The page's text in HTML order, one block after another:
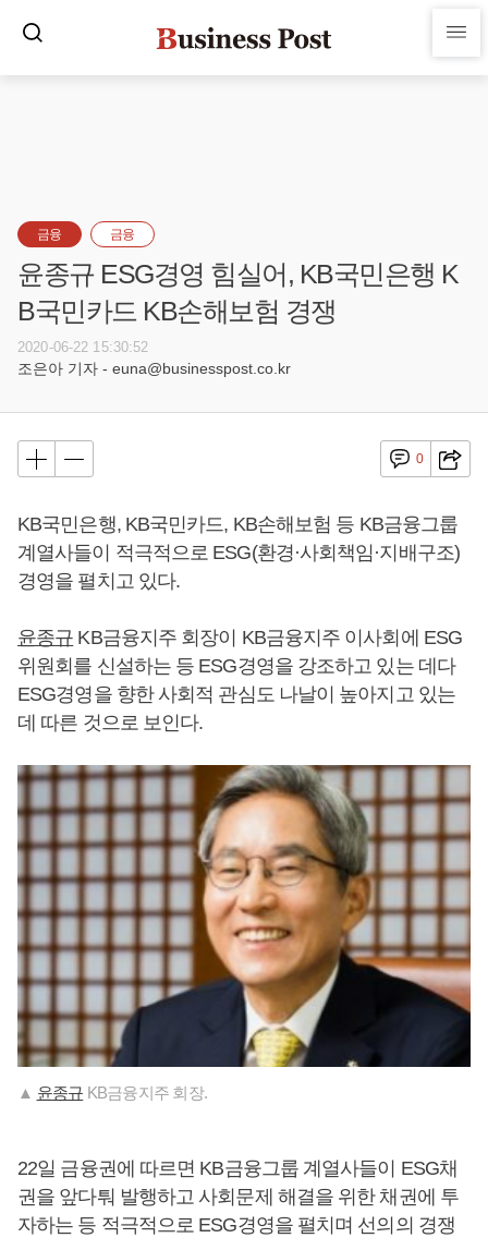
금융 금융
윤종규 ESG경영 힘실어, KB국민은행 K
B국민카드 KB손해보험 경쟁
2020-06-22 15:30:52
조은아 기자 - euna@businesspost.co.kr
0
KB국민은행, KB국민카드, KB손해보험 등 KB금융그룹
계열사들이 적극적으로 ESG(환경·사회책임·지배구조)
경영을 펼치고 있다.
윤종규 KB금융지주 회장이 KB금융지주 이사회에 ESG
위원회를 신설하는 등 ESG경영을 강조하고 있는 데다
ESG경영을 향한 사회적 관심도 나날이 높아지고 있는
데 따른 것으로 보인다.
▲ 윤종규 KB금융지주 회장.
22일 금융권에 따르면 KB금융그룹 계열사들이 ESG채
권을 앞다퉈 발행하고 사회문제 해결을 위한 채권에 투
자하는 등 적극적으로 ESG경영을 펼치며 선의의 경쟁